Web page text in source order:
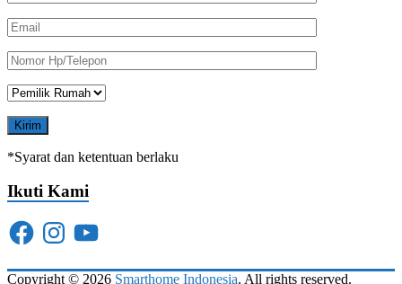
*Syarat dan ketentuan berlaku
Ikuti Kami
FacebookInstagramYouTube
Copyright © 2026 Smarthome Indonesia. All rights reserved.